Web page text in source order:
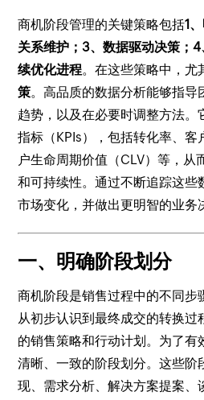
商机阶段管理的关键策略包括1
关系维护；3、数据驱动决策；
续优化进程。在这些策略中，尤
策。高品质的数据分析能够指导
趋势，以及在必要时调整方法。
指标（KPIs），包括转化率、客
户生命周期价值（CLV）等，从
和可持续性。通过不断追踪这些
市场变化，并做出更明智的业务
一、明确阶段划分
商机阶段是销售过程中的不同步
从初步认识到最终成交的转换过
的销售策略和行动计划。为了有
清晰、一致的阶段划分。这些阶
现、需求分析、解决方案提案、